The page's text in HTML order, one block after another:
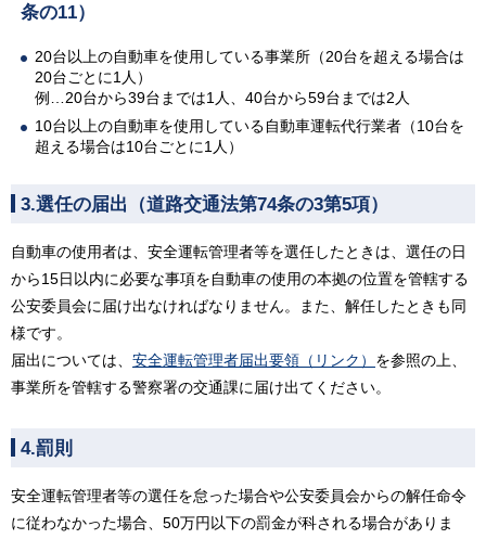
条の11）
20台以上の自動車を使用している事業所（20台を超える場合は
20台ごとに1人）
例…20台から39台までは1人、40台から59台までは2人
10台以上の自動車を使用している自動車運転代行業者（10台を
超える場合は10台ごとに1人）
3.選任の届出（道路交通法第74条の3第5項）
自動車の使用者は、安全運転管理者等を選任したときは、選任の日
から15日以内に必要な事項を自動車の使用の本拠の位置を管轄する
公安委員会に届け出なければなりません。また、解任したときも同
様です。
届出については、 安全運転管理者届出要領（リンク） を参照の上、
事業所を管轄する警察署の交通課に届け出てください。
4.罰則
安全運転管理者等の選任を怠った場合や公安委員会からの解任命令
に従わなかった場合、50万円以下の罰金が科される場合がありま